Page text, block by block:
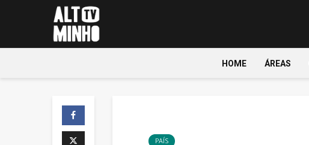
HOME ÁREAS
PAÍS